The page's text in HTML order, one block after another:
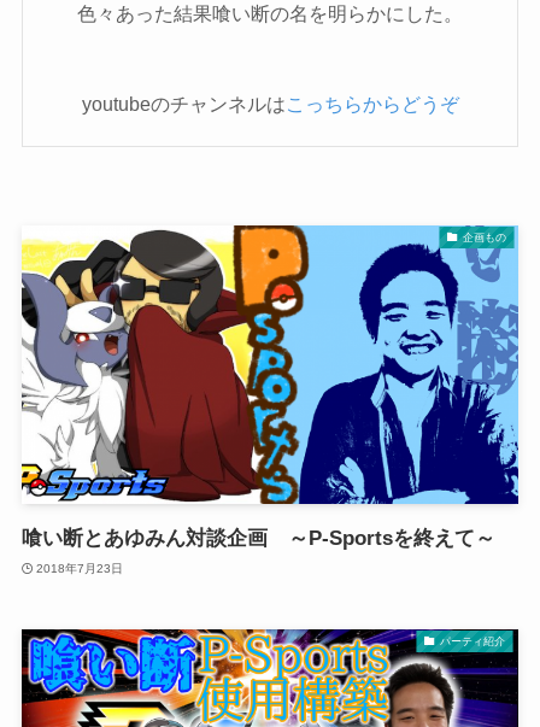
色々あった結果喰い断の名を明らかにした。
youtubeのチャンネルはこっちらからどうぞ
企画もの
喰い断とあゆみん対談企画 ～P-Sportsを終えて～
2018年7月23日
パーティ紹介